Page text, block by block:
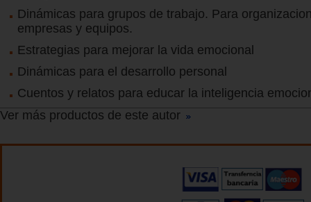
Dinámicas para grupos de trabajo. Para
empresas y equipos.
Estrategias para mejorar la vida emocional
Dinámicas para el desarrollo personal
Cuentos y relatos para educar la inteligencia
Ver más productos de este autor